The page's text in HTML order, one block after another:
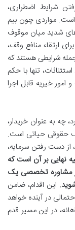
شرایط اضطراری،
است. مواردی چون بیم
های شدید میان موقوف
ارتقاء منافع وقف،
شرایطی هستند که
تنها با حکم
خیریه قابل اجرا
چه به عنوان خریدار،
حقوقی حیاتی است.
از دست رفتن سرمایه،
نهایی بر آن است که
از مشاوره تخصصی یک
این اقدام، ضامن
در آینده خواهد
در این مسیر قدم